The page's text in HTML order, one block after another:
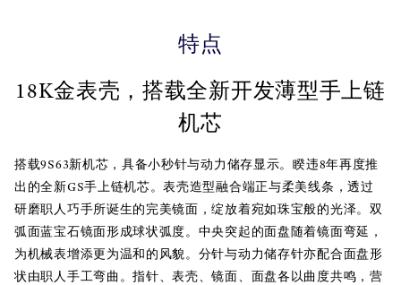
特点
18K金表壳，搭载全新开发薄型手上链
机芯
搭载9S63新机芯，具备小秒针与动力储存显示。睽违8年再度推
出的全新GS手上链机芯。表壳造型融合端正与柔美线条，透过
研磨职人巧手所诞生的完美镜面，绽放着宛如珠宝般的光泽。双
弧面蓝宝石镜面形成球状弧度。中央突起的面盘随着镜面弯延，
为机械表增添更为温和的风貌。分针与动力储存针亦配合面盘形
状由职人手工弯曲。指针、表壳、镜面、面盘各以曲度共鸣，营